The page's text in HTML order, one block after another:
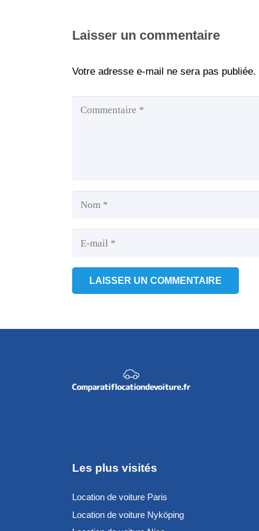
Laisser un commentaire
Votre adresse e-mail ne sera pas publiée.
LAISSER UN COMMENTAIRE
Les plus visités
Location de voiture Paris
Location de voiture Nyköping